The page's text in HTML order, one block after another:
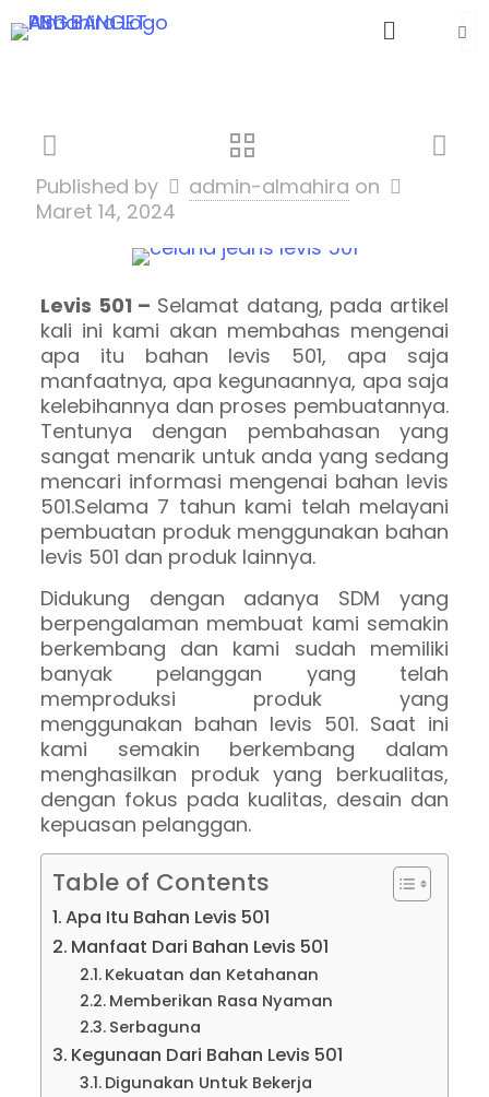
Published by admin-almahira on
Maret 14, 2024
Levis 501 – Selamat datang, pada artikel
kali ini kami akan membahas mengenai
apa itu bahan levis 501, apa saja
manfaatnya, apa kegunaannya, apa saja
kelebihannya dan proses pembuatannya.
Tentunya dengan pembahasan yang
sangat menarik untuk anda yang sedang
mencari informasi mengenai bahan levis
501.Selama 7 tahun kami telah melayani
pembuatan produk menggunakan bahan
levis 501 dan produk lainnya.
Didukung dengan adanya SDM yang
berpengalaman membuat kami semakin
berkembang dan kami sudah memiliki
banyak pelanggan yang telah
memproduksi produk yang
menggunakan bahan levis 501. Saat ini
kami semakin berkembang dalam
menghasilkan produk yang berkualitas,
dengan fokus pada kualitas, desain dan
kepuasan pelanggan.
Table of Contents
Apa Itu Bahan Levis 501
Manfaat Dari Bahan Levis 501
Kekuatan dan Ketahanan
Memberikan Rasa Nyaman
Serbaguna
Kegunaan Dari Bahan Levis 501
Digunakan Untuk Bekerja